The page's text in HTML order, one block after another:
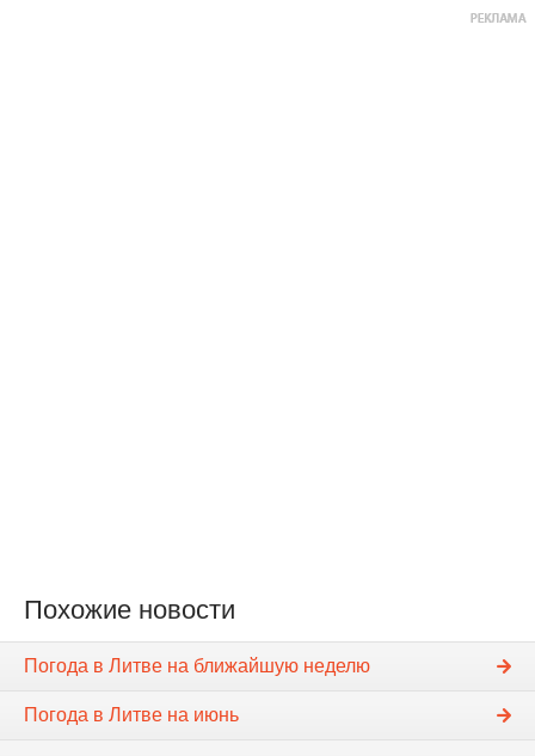
Похожие новости
Погода в Литве на ближайшую неделю
Погода в Литве на июнь